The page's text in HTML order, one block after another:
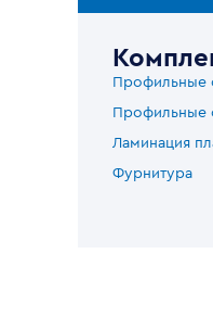
Профильные
Профильные
Ламинация
Фурнитура